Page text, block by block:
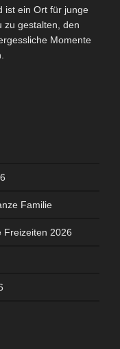
ist ein Ort für junge
zu gestalten, den
Momente
Familie
Freizeiten 2026